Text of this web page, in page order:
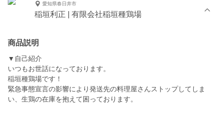
愛知県春日井市
稲垣利正 | 有限会社稲垣種鶏場
商品説明
▼自己紹介
いつもお世話になっております。
稲垣種鶏場です！
緊急事態宣言の影響により発送先の料理屋さんストップしてしま
い、生鶏の在庫を抱えて困っております。